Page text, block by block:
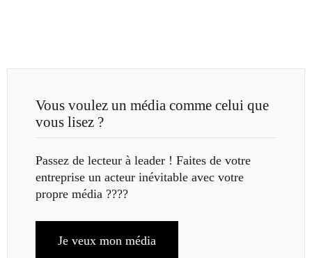
Vous voulez un média comme celui que
vous lisez ?
Passez de lecteur à leader ! Faites de votre
entreprise un acteur inévitable avec votre
propre média ????
Je veux mon média